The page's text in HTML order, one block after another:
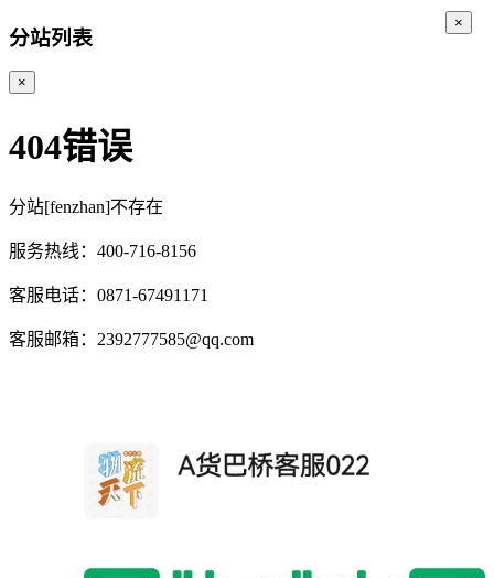
分站列表
×
404错误
分站[fenzhan]不存在
服务热线：400-716-8156
客服电话：0871-67491171
客服邮箱：2392777585@qq.com
×